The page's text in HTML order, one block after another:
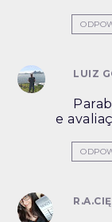
LUIZ
e